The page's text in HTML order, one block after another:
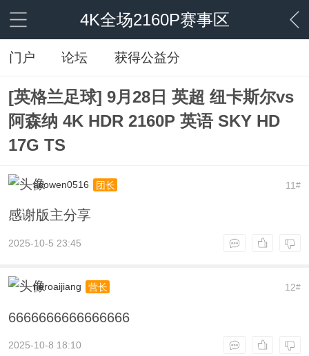
4K全场2160P赛事区
门户 论坛 获得公益分
[英格兰足球] 9月28日 英超 纽卡斯尔vs
阿森纳 4K HDR 2160P 英语 SKY HD
17G TS
11#
acowen0516 团长
感谢版主分享
2025-10-5 23:45
12#
neroaijiang 营长
6666666666666666
2025-10-8 18:10